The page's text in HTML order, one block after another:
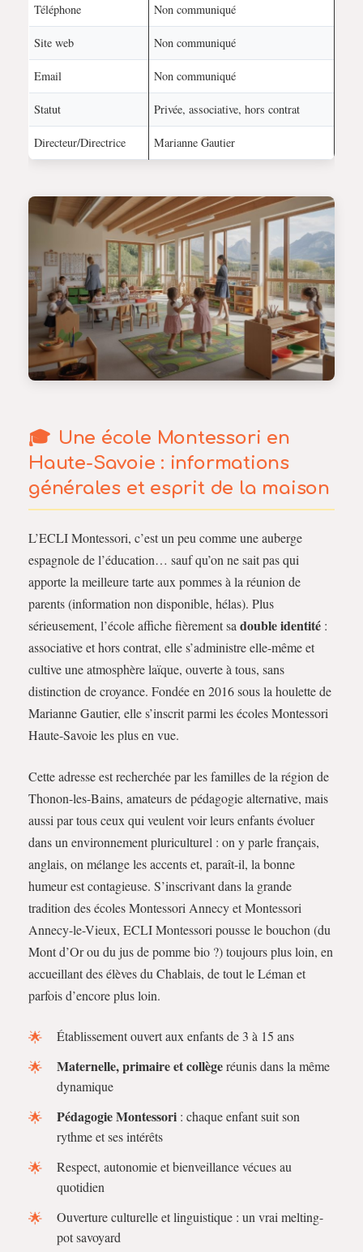
Téléphone Non communiqué
Site web Non communiqué
Email Non communiqué
Statut Privée, associative, hors contrat
Directeur/Directrice Marianne Gautier
Une école Montessori en
Haute-Savoie : informations
générales et esprit de la maison
L’ECLI Montessori, c’est un peu comme une auberge
espagnole de l’éducation… sauf qu’on ne sait pas qui
apporte la meilleure tarte aux pommes à la réunion de
parents (information non disponible, hélas). Plus
sérieusement, l’école affiche fièrement sa double identité :
associative et hors contrat, elle s’administre elle-même et
cultive une atmosphère laïque, ouverte à tous, sans
distinction de croyance. Fondée en 2016 sous la houlette de
Marianne Gautier, elle s’inscrit parmi les écoles Montessori
Haute-Savoie les plus en vue.
Cette adresse est recherchée par les familles de la région de
Thonon-les-Bains, amateurs de pédagogie alternative, mais
aussi par tous ceux qui veulent voir leurs enfants évoluer
dans un environnement pluriculturel : on y parle français,
anglais, on mélange les accents et, paraît-il, la bonne
humeur est contagieuse. S’inscrivant dans la grande
tradition des écoles Montessori Annecy et Montessori
Annecy-le-Vieux, ECLI Montessori pousse le bouchon (du
Mont d’Or ou du jus de pomme bio ?) toujours plus loin, en
accueillant des élèves du Chablais, de tout le Léman et
parfois d’encore plus loin.
Établissement ouvert aux enfants de 3 à 15 ans
Maternelle, primaire et collègeréunis dans la même
dynamique
Pédagogie Montessori : chaque enfant suit son
rythme et ses intérêts
Respect, autonomie et bienveillance vécues au
quotidien
Ouverture culturelle et linguistique : un vrai melting-
pot savoyard